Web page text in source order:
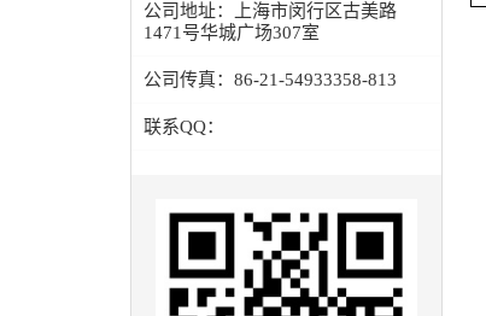
公司地址：
上海市闵行区古美路
1471号华城广场307室
公司传真： 86-21-54933358-813
联系QQ：